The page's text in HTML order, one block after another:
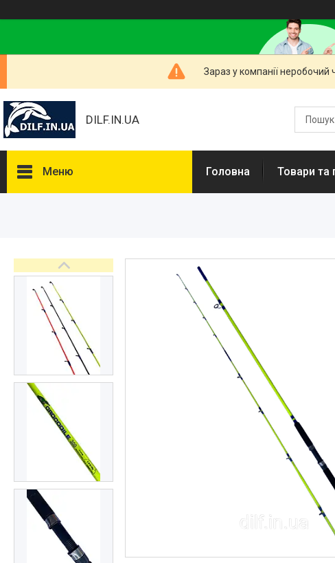
Зараз у компанії
DILF.IN.UA
Меню
Рибальські снасті
РОЗПРОДАЖ! Мега знижки!
Доставка та оплата
Повернення та обмін
Головна Товари та